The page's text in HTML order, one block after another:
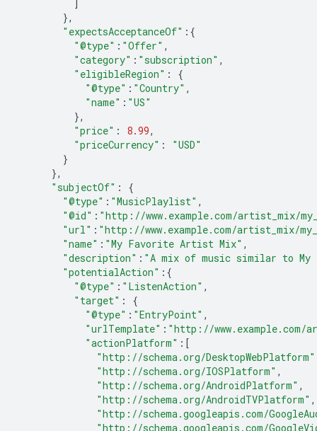
]
},
"expectsAcceptanceOf" :{
"@type" : "Offer" ,
"category" : "subscription" ,
"eligibleRegion" :
{
"@type" : "Country" ,
"name" : "US"
},
"price" : 8.99,
"priceCurrency" :
"USD"
}
},
"subjectOf" :
{
"@type" : "MusicPlaylist" ,
"@id" : "http://www.example.com/artist_mix/
"url" : "http://www.example.com/artist_mix/
"name" : "My Favorite Artist Mix" ,
"description" : "A mix of music similar to
"potentialAction" :{
"@type" : "ListenAction" ,
"target" :
{
"@type" : "EntryPoint" ,
"urlTemplate" : "http://
"actionPlatform" :[
"http://schema.org/DesktopWebPlatform"
"http://schema.org/IOSPlatform" ,
"http://schema.org/AndroidPlatform" ,
"http://schema.org/AndroidTVPlatform" ,
"http://schema.googleapis.com/
"http://schema.googleapis.com/